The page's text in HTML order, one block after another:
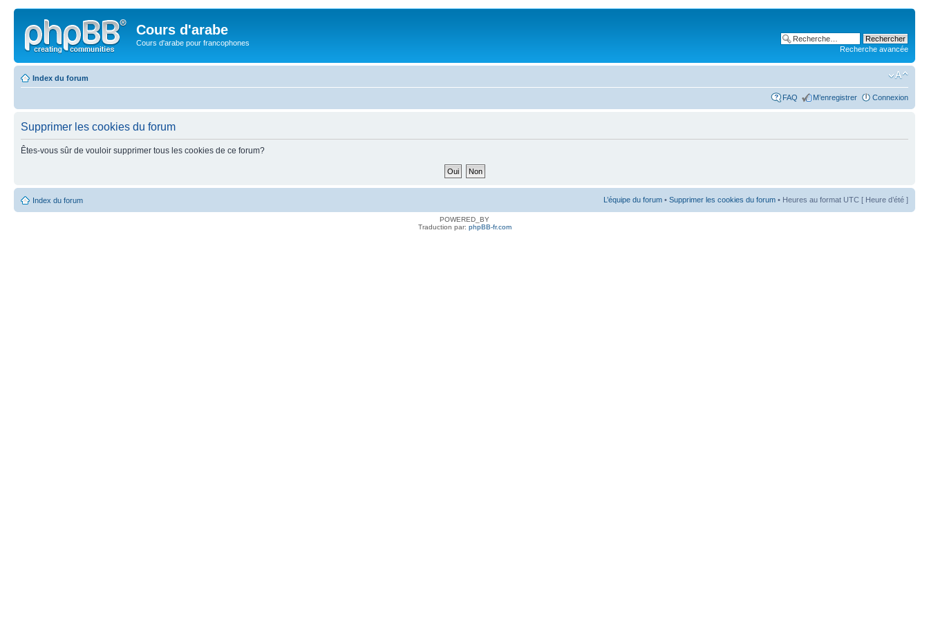
Cours d'arabe
Cours d'arabe pour francophones
Recherche avancée
Index du forum
FAQ M’enregistrer Connexion
Supprimer les cookies du forum
Êtes-vous sûr de vouloir supprimer tous les cookies de ce forum?
Index du forum L’équipe du forum • Supprimer les cookies du forum • Heures au format UTC [ Heure d’été ]
POWERED_BY
Traduction par: phpBB-fr.com